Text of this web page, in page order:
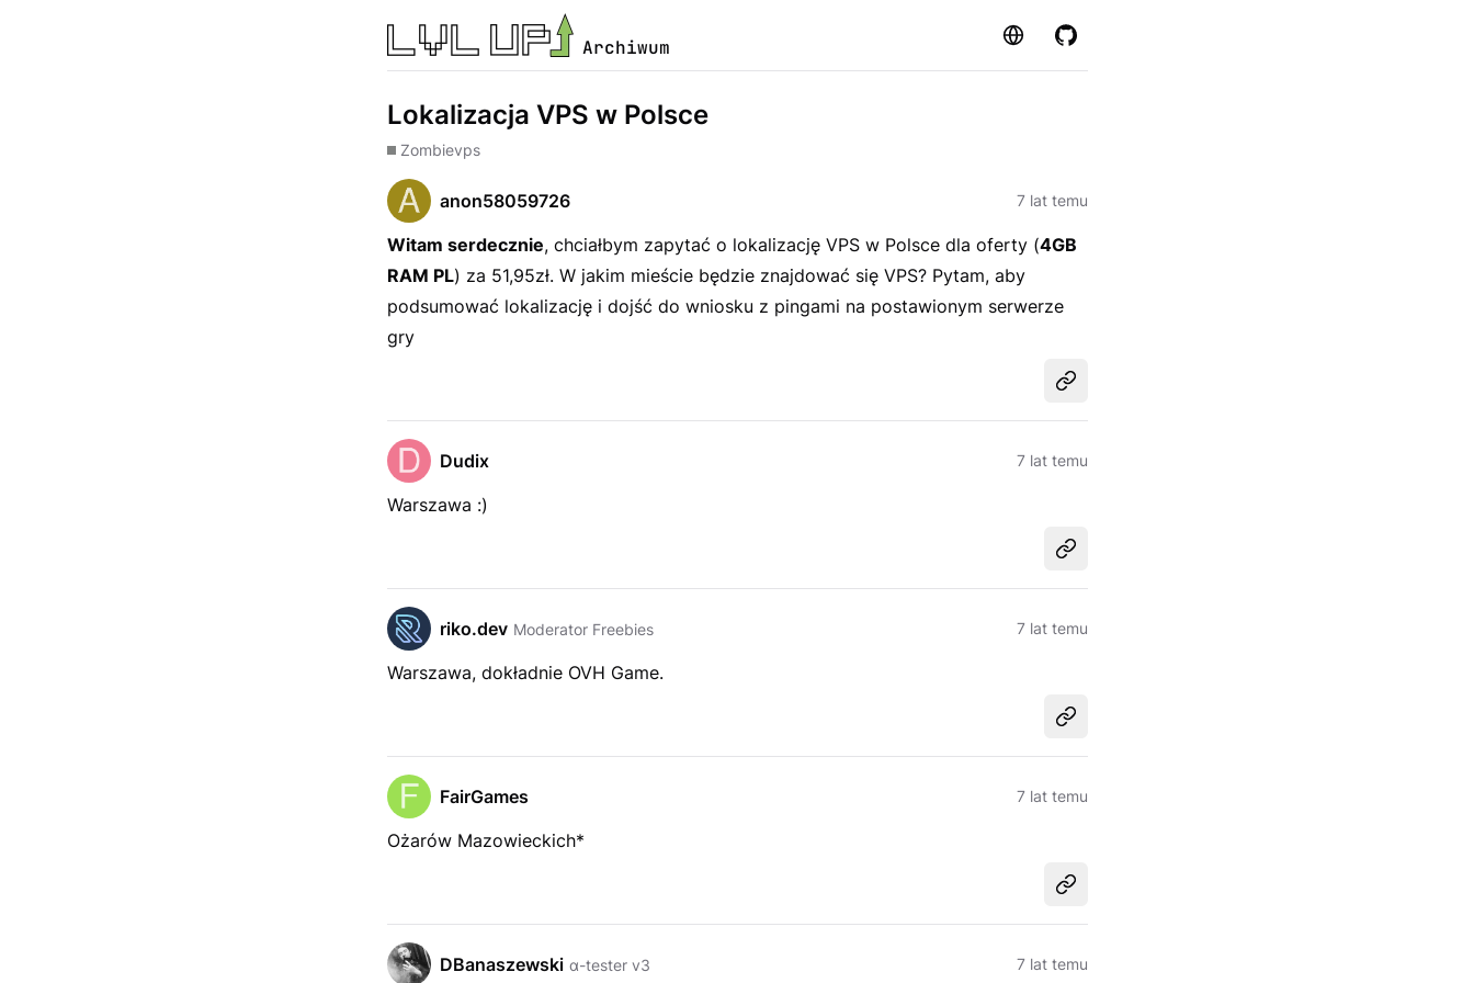
Archiwum Strona GitHub
Lokalizacja VPS w Polsce
Zombievps
anon58059726 7 lat temu
Witam serdecznie, chciałbym zapytać o lokalizację VPS w Polsce dla oferty (4GB
RAM PL) za 51,95zł. W jakim mieście będzie znajdować się VPS? Pytam, aby
podsumować lokalizację i dojść do wniosku z pingami na postawionym serwerze
gry
Udostępnij
Dudix 7 lat temu
Warszawa :)
Udostępnij
riko.dev Moderator Freebies 7 lat temu
Warszawa, dokładnie OVH Game.
Udostępnij
FairGames 7 lat temu
Ożarów Mazowieckich*
Udostępnij
DBanaszewski α-tester v3 7 lat temu